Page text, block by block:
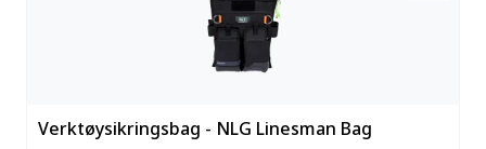
Verktøysikringsbag - NLG Linesman Bag